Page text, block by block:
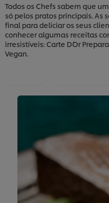
Todos os Chefs sabem que
só pelos pratos principais. As
final para deliciar os seus
conhecer algumas receitas
irresistíveis: Carte D´Or
Vegan.